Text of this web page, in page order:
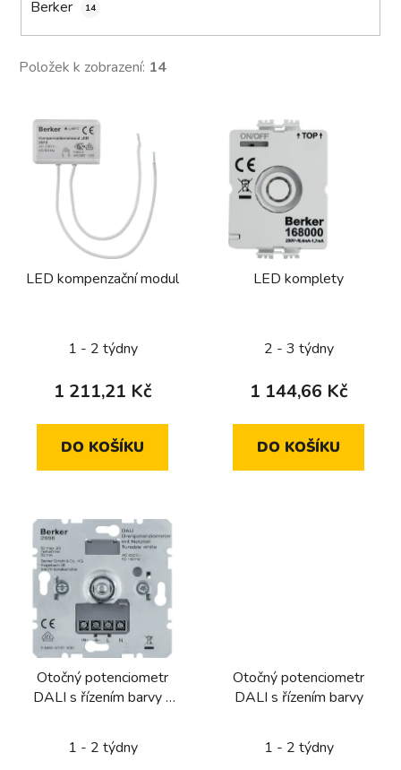
Berker 14
Položek k zobrazení: 14
LED kompenzační modul
1 - 2 týdny
1 211,21 Kč
DO KOŠÍKU
LED komplety
2 - 3 týdny
1 144,66 Kč
DO KOŠÍKU
Otočný potenciometr
DALI s řízením barvy a
napájecím zdrojem
1 - 2 týdny
Otočný potenciometr
DALI s řízením barvy
1 - 2 týdny